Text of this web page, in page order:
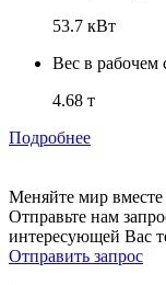
53.7 кВт
Вес в рабочем
4.68 т
Подробнее
Меняйте мир
Отправьте нам
интересующей Вас
Отправить запрос